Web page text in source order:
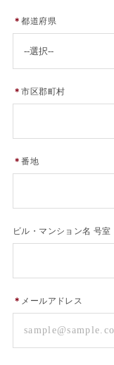
＊都道府県
＊市区郡町村
＊番地
ビル・マンション名 号室
＊ メールアドレス